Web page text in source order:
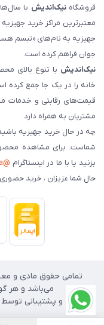
فروشگاهنیک‌اندیش
معتبرترین مراکز خرید
جهیزیه به نام‌های «تبسم
جوان فراهم کرده است.
نیک‌اندیش با تنوع بالای
خانه را در یک جا جمع کرده
قیمت‌های رقابتی و خدمات
مشتریان به همراه دارد.
چه در حال خرید جهیزیه
شماست. برای مشاهده
بزنید یا با ما در اینستاگرام @nikandish_kala
حال شما عزیزان ، خرید
تمامی حقوق مادی و
می‌باشد و هر
طراحی و پشتیبانی توسط